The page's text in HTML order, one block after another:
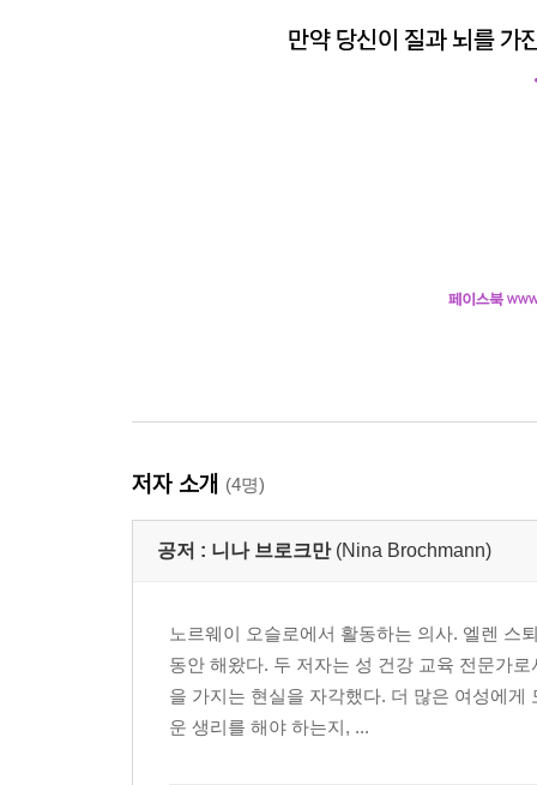
저자 소개 (4명)
공저 : 니나 브로크만 (Nina Brochmann)
노르웨이 오슬로에서 활동하는 의사. 엘렌 스
동안 해왔다. 두 저자는 성 건강 교육 전문가
을 가지는 현실을 자각했다. 더 많은 여성에
운 생리를 해야 하는지, ...